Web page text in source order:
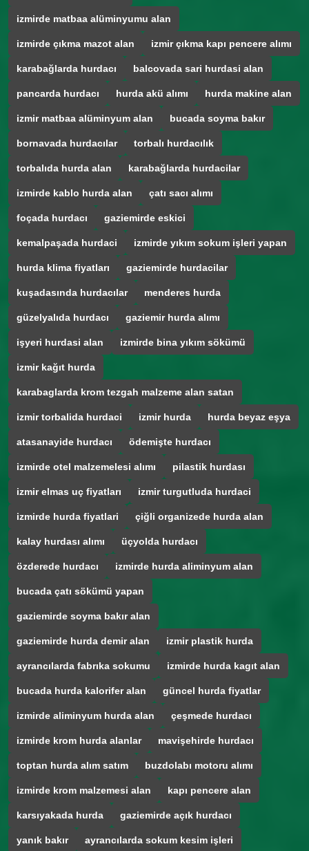
izmirde matbaa alüminyumu alan
izmirde çıkma mazot alan izmir çıkma kapı pencere alımı
karabağlarda hurdacı balcovada sari hurdasi alan
pancarda hurdacı hurda akü alımı hurda makine alan
izmir matbaa alüminyum alan bucada soyma bakır
bornavada hurdacılar torbalı hurdacılık
torbalıda hurda alan karabağlarda hurdacilar
izmirde kablo hurda alan çatı sacı alımı
foçada hurdacı gaziemirde eskici
kemalpaşada hurdaci izmirde yıkım sokum işleri yapan
hurda klima fiyatları gaziemirde hurdacilar
kuşadasında hurdacılar menderes hurda
güzelyalıda hurdacı gaziemir hurda alımı
işyeri hurdasi alan izmirde bina yıkım sökümü
izmir kağıt hurda
karabaglarda krom tezgah malzeme alan satan
izmir torbalida hurdaci izmir hurda hurda beyaz eşya
atasanayide hurdacı ödemişte hurdacı
izmirde otel malzemelesi alımı pilastik hurdası
izmir elmas uç fiyatları izmir turgutluda hurdaci
izmirde hurda fiyatlari çiğli organizede hurda alan
kalay hurdası alımı üçyolda hurdacı
özderede hurdacı izmirde hurda aliminyum alan
bucada çatı sökümü yapan
gaziemirde soyma bakır alan
gaziemirde hurda demir alan izmir plastik hurda
ayrancılarda fabrıka sokumu izmirde hurda kagıt alan
bucada hurda kalorifer alan güncel hurda fiyatlar
izmirde aliminyum hurda alan çeşmede hurdacı
izmirde krom hurda alanlar mavişehirde hurdacı
toptan hurda alım satım buzdolabı motoru alımı
izmirde krom malzemesi alan kapı pencere alan
karsıyakada hurda gaziemirde açık hurdacı
yanık bakır ayrancılarda sokum kesim işleri